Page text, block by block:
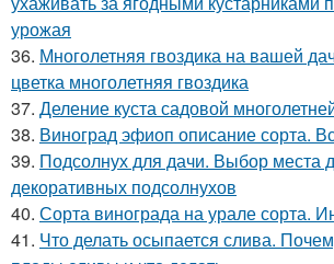
урожая
36. Многолетняя гвоздика на вашей
цветка многолетняя гвоздика
37. Деление куста садовой
38. Виноград эфиоп описание сорта.
39. Подсолнух для дачи. Выбор места
декоративных подсолнухов
40. Сорта винограда на урале сорта.
41. Что делать осыпается слива.